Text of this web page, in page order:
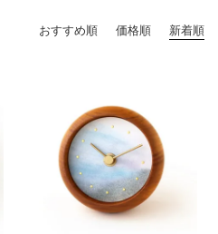
おすすめ順 価格順 新着順